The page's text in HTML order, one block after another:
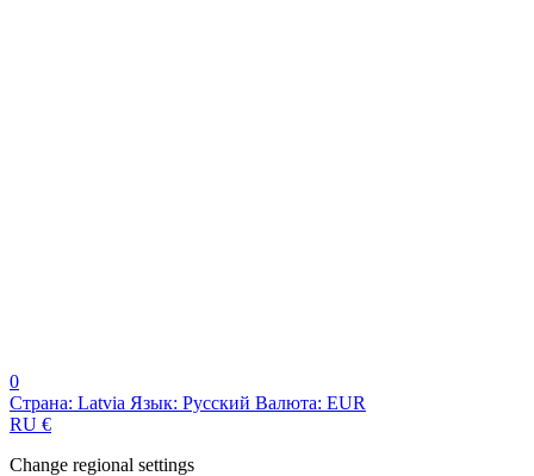
0
Страна: Latvia Язык: Русский Валюта: EUR
RU €
Change regional settings